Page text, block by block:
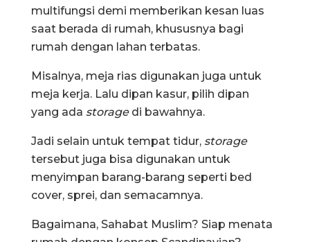
multifungsi demi memberikan kesan luas
saat berada di rumah, khususnya bagi
rumah dengan lahan terbatas.
Misalnya, meja rias digunakan juga untuk
meja kerja. Lalu dipan kasur, pilih dipan
yang ada storagedi bawahnya.
Jadi selain untuk tempat tidur, storage
tersebut juga bisa digunakan untuk
menyimpan barang-barang seperti bed
cover, sprei, dan semacamnya.
Bagaimana, Sahabat Muslim? Siap menata